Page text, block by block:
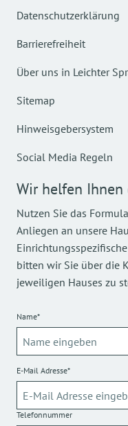
Datenschutzerklärung
Barrierefreiheit
Über uns in Leichter
Sitemap
Hinweisgebersystem
Social Media Regeln
Wir helfen
Nutzen Sie das
Anliegen an unsere
bitten wir Sie über die
jeweiligen Hauses zu
Name*
E-Mail Adresse*
Telefonnummer